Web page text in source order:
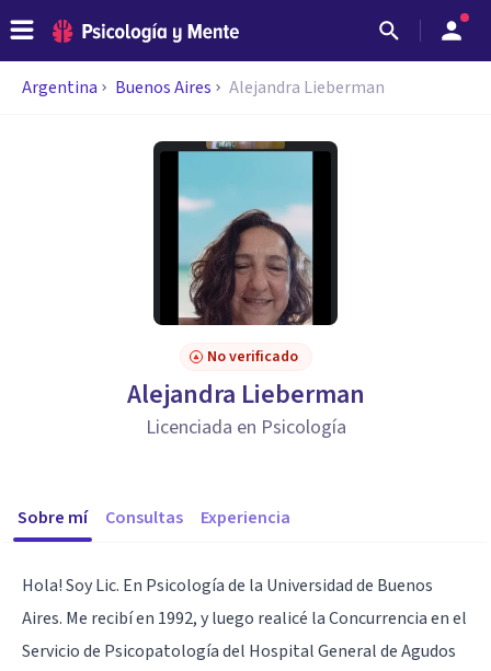
Argentina Buenos Aires Alejandra Lieberman
No verificado
Alejandra Lieberman
Licenciada en Psicología
Sobre mí Consultas Experiencia
Hola! Soy Lic. En Psicología de la Universidad de Buenos
Aires. Me recibí en 1992, y luego realicé la Concurrencia en el
Servicio de Psicopatología del Hospital General de Agudos